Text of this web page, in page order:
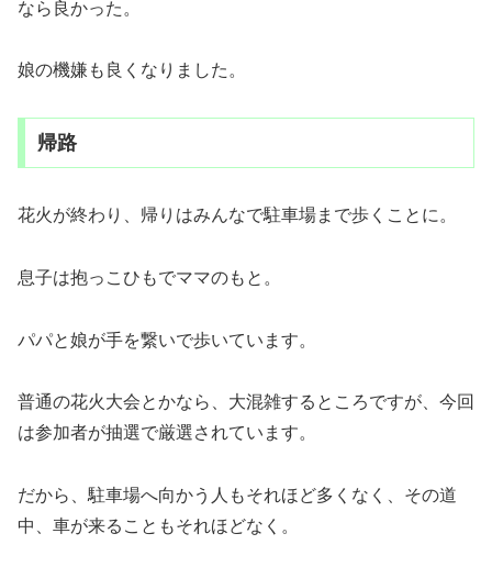
なら良かった。
娘の機嫌も良くなりました。
帰路
花火が終わり、帰りはみんなで駐車場まで歩くことに。
息子は抱っこひもでママのもと。
パパと娘が手を繋いで歩いています。
普通の花火大会とかなら、大混雑するところですが、今回
は参加者が抽選で厳選されています。
だから、駐車場へ向かう人もそれほど多くなく、その道
中、車が来ることもそれほどなく。